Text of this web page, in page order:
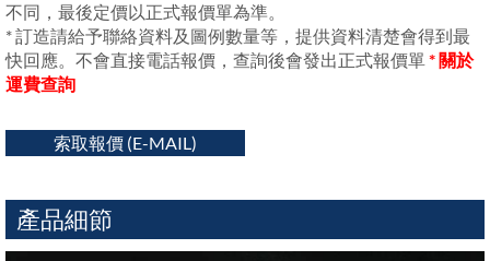
不同，最後定價以正式報價單為準。
* 訂造請給予聯絡資料及圖例數量等，提供資料清楚會得到最
快回應。不會直接電話報價，查詢後會發出正式報價單* 關於
運費查詢
索取報價 (E-MAIL)
產品細節